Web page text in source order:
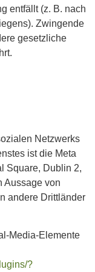
entfällt (z. B. nach
Zwingende
gesetzliche
Netzwerks
ist die Meta
Square, Dublin 2,
Aussage von
andere Drittländer
Media-Elemente
?